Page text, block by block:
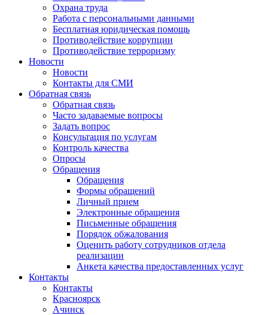
Охрана труда
Работа с персональными данными
Бесплатная юридическая помощь
Противодействие коррупции
Противодействие терроризму
Новости
Новости
Контакты для СМИ
Обратная связь
Обратная связь
Часто задаваемые вопросы
Задать вопрос
Консультация по услугам
Контроль качества
Опросы
Обращения
Обращения
Формы обращений
Личный прием
Электронные обращения
Письменные обращения
Порядок обжалования
Оценить работу сотрудников отдела
реализации
Анкета качества предоставленных услуг
Контакты
Контакты
Красноярск
Ачинск